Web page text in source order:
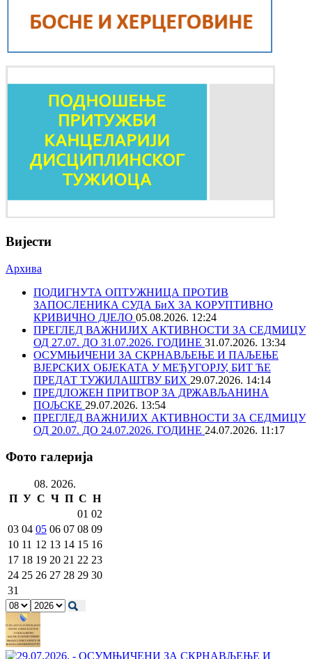
Вијести
Архива
ПОДИГНУТА ОПТУЖНИЦА ПРОТИВ
ЗАПОСЛЕНИКА СУДА БиХ ЗА КОРУПТИВНО
КРИВИЧНО ДЈЕЛО 05.08.2026. 12:24
ПРЕГЛЕД ВАЖНИЈИХ АКТИВНОСТИ ЗА СЕДМИЦУ
ОД 27.07. ДО 31.07.2026. ГОДИНЕ 31.07.2026. 13:34
ОСУМЊИЧЕНИ ЗА СКРНАВЉЕЊЕ И ПАЉЕЊЕ
ВЈЕРСКИХ ОБЈЕКАТА У МЕЂУГОРЈУ, БИТ ЋЕ
ПРЕДАТ ТУЖИЛАШТВУ БИХ 29.07.2026. 14:14
ПРЕДЛОЖЕН ПРИТВОР ЗА ДРЖАВЉАНИНА
ПОЉСКЕ 29.07.2026. 13:54
ПРЕГЛЕД ВАЖНИЈИХ АКТИВНОСТИ ЗА СЕДМИЦУ
ОД 20.07. ДО 24.07.2026. ГОДИНЕ 24.07.2026. 11:17
Фото галерија
08. 2026.
П У С Ч П С Н
01 02
03 04 05 06 07 08 09
10 11 12 13 14 15 16
17 18 19 20 21 22 23
24 25 26 27 28 29 30
31